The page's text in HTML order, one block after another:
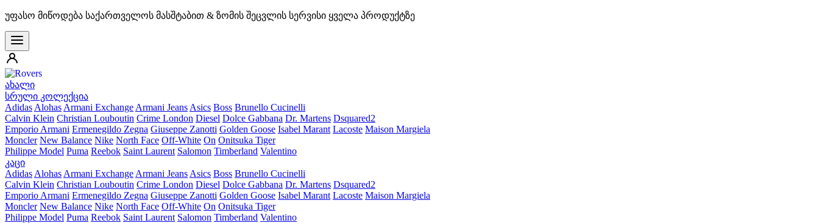
უფასო მიწოდება საქართველოს მასშტაბით & ზომის შეცვლის სერვისი ყველა პროდუქტზე
ახალი
სრული კოლექცია
Adidas Alohas Armani Exchange Armani Jeans Asics Boss Brunello Cucinelli
Calvin Klein Christian Louboutin Crime London Diesel Dolce Gabbana Dr. Martens Dsquared2
Emporio Armani Ermenegildo Zegna Giuseppe Zanotti Golden Goose Isabel Marant Lacoste Maison Margiela
Moncler New Balance Nike North Face Off-White On Onitsuka Tiger
Philippe Model Puma Reebok Saint Laurent Salomon Timberland Valentino
კაცი
Adidas Alohas Armani Exchange Armani Jeans Asics Boss Brunello Cucinelli
Calvin Klein Christian Louboutin Crime London Diesel Dolce Gabbana Dr. Martens Dsquared2
Emporio Armani Ermenegildo Zegna Giuseppe Zanotti Golden Goose Isabel Marant Lacoste Maison Margiela
Moncler New Balance Nike North Face Off-White On Onitsuka Tiger
Philippe Model Puma Reebok Saint Laurent Salomon Timberland Valentino